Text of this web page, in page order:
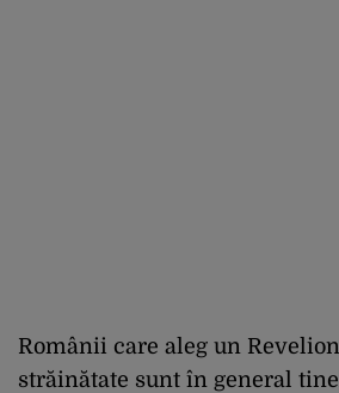
Românii care aleg un
străinătate sunt în general